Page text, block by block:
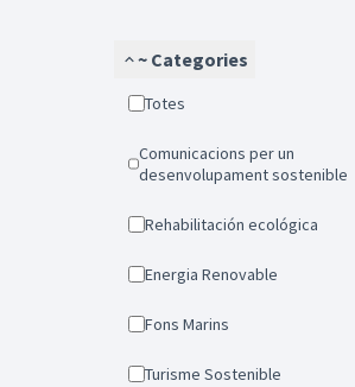
~ Categories
Totes
Comunicacions per un
desenvolupament sostenible
Rehabilitación ecológica
Energia Renovable
Fons Marins
Turisme Sostenible